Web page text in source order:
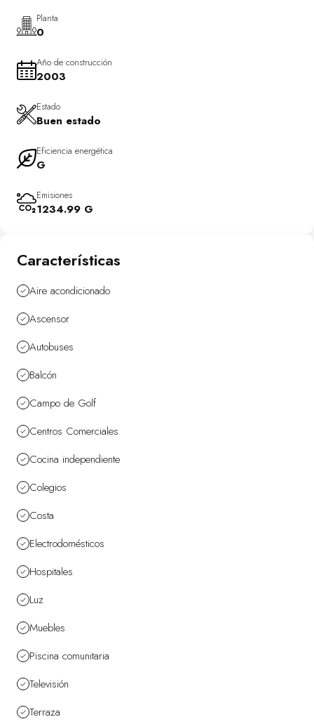
Ubicada en una zona residencial tranquila, bien comunicada y
cercana a todos los servicios: supermercados, comercios,
la playa.
Una propiedad lista para entrar a vivir, con gran potencial y en
una ubicación muy demandada.
*En origen poseía un dormitorio y, tras una reforma, resulta de un
dormitorio adicional*
Planta
0
Año de construcción
2003
Estado
Buen estado
Eficiencia energética
G
Emisiones
1234.99 G
Características
Aire acondicionado
Ascensor
Autobuses
Balcón
Campo de Golf
Centros Comerciales
Cocina independiente
Colegios
Costa
Electrodomésticos
Hospitales
Luz
Muebles
Piscina comunitaria
Televisión
Terraza